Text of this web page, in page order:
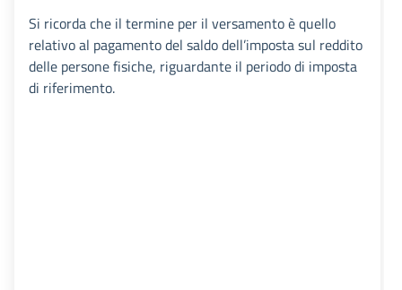
Si ricorda che il termine per il versamento è quello
relativo al pagamento del saldo dell’imposta sul reddito
delle persone fisiche, riguardante il periodo di imposta
di riferimento.